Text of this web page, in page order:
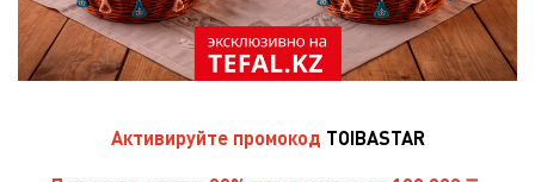
Активируйте промокод TOIBASTAR